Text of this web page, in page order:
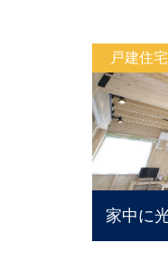
戸建住宅
家中に